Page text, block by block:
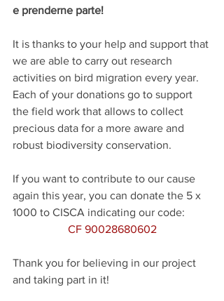
e prenderne parte!
It is thanks to your help and support that
we are able to carry out research
activities on bird migration every year.
Each of your donations go to support
the field work that allows to collect
precious data for a more aware and
robust biodiversity conservation.
If you want to contribute to our cause
again this year, you can donate the 5 x
1000 to CISCA indicating our code:
CF 90028680602
Thank you for believing in our project
and taking part in it!